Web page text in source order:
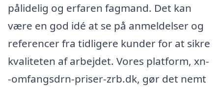
pålidelig og erfaren fagmand. Det kan
være en god idé at se på anmeldelser og
referencer fra tidligere kunder for at sikre
kvaliteten af arbejdet. Vores platform, xn-
-omfangsdrn-priser-zrb.dk, gør det nemt